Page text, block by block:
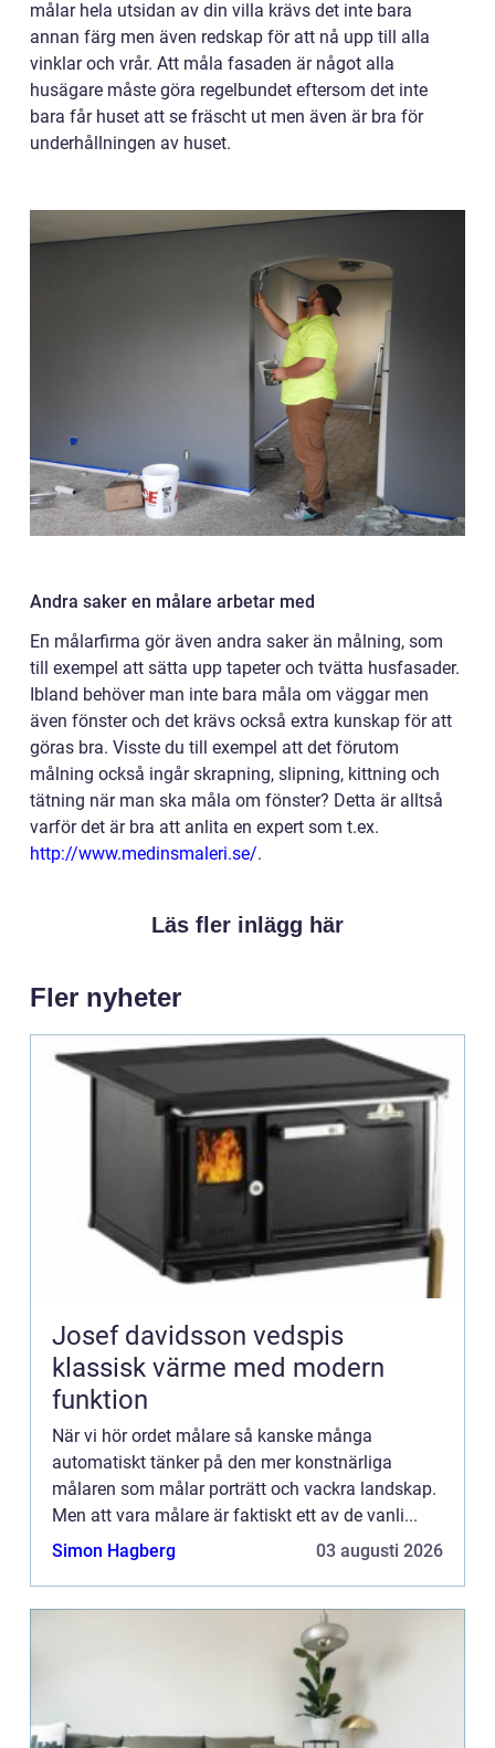
målar hela utsidan av din villa krävs det inte bara
annan färg men även redskap för att nå upp till alla
vinklar och vrår. Att måla fasaden är något alla
husägare måste göra regelbundet eftersom det inte
bara får huset att se fräscht ut men även är bra för
underhållningen av huset.
Andra saker en målare arbetar med
En målarfirma gör även andra saker än målning, som
till exempel att sätta upp tapeter och tvätta husfasader.
Ibland behöver man inte bara måla om väggar men
även fönster och det krävs också extra kunskap för att
göras bra. Visste du till exempel att det förutom
målning också ingår skrapning, slipning, kittning och
tätning när man ska måla om fönster? Detta är alltså
varför det är bra att anlita en expert som t.ex.
http://www.medinsmaleri.se/.
Läs fler inlägg här
Fler nyheter
Josef davidsson vedspis
klassisk värme med modern
funktion
När vi hör ordet målare så kanske många
automatiskt tänker på den mer konstnärliga
målaren som målar porträtt och vackra landskap.
Men att vara målare är faktiskt ett av de vanli...
Simon Hagberg
03 augusti 2026